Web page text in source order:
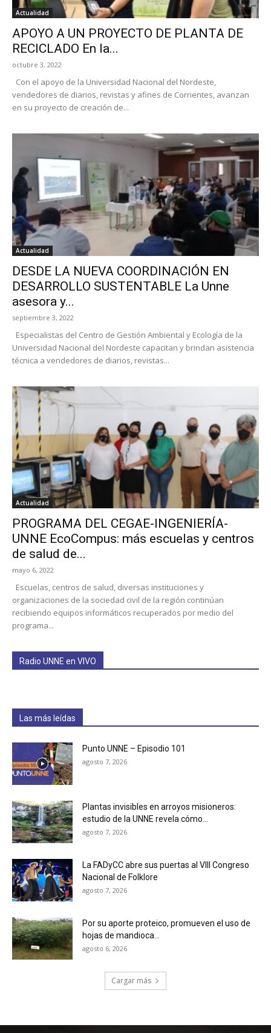
Actualidad
APOYO A UN PROYECTO DE PLANTA DE
RECICLADO En la...
octubre 3, 2022
Con el apoyo de la Universidad Nacional del Nordeste,
vendedores de diarios, revistas y afines de Corrientes, avanzan
en su proyecto de creación de...
Actualidad
DESDE LA NUEVA COORDINACIÓN EN
DESARROLLO SUSTENTABLE La Unne
asesora y...
septiembre 3, 2022
Especialistas del Centro de Gestión Ambiental y Ecología de la
Universidad Nacional del Nordeste capacitan y brindan asistencia
técnica a vendedores de diarios, revistas...
Actualidad
PROGRAMA DEL CEGAE-INGENIERÍA-
UNNE EcoCompus: más escuelas y centros
de salud de...
mayo 6, 2022
Escuelas, centros de salud, diversas instituciones y
organizaciones de la sociedad civil de la región continúan
recibiendo equipos informáticos recuperados por medio del
programa...
Radio UNNE en VIVO
Las más leídas
Punto UNNE – Episodio 101
agosto 7, 2026
Plantas invisibles en arroyos misioneros:
estudio de la UNNE revela cómo...
agosto 7, 2026
La FADyCC abre sus puertas al VIII Congreso
Nacional de Folklore
agosto 7, 2026
Por su aporte proteico, promueven el uso de
hojas de mandioca...
agosto 6, 2026
Cargar más